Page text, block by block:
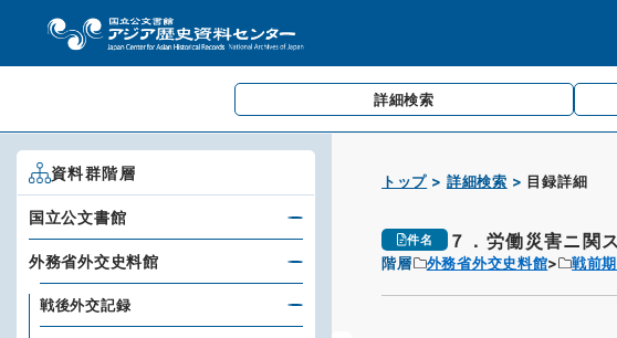
詳細検索
トップ 詳細検索 目録詳細
件名 ７．労働災害ニ関
階層 外務省外交史料館 戦前
資料群階層
国立公文書館
外務省外交史料館
戦後外交記録